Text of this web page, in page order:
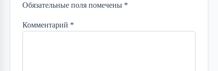
Обязательные поля помечены *
Комментарий *